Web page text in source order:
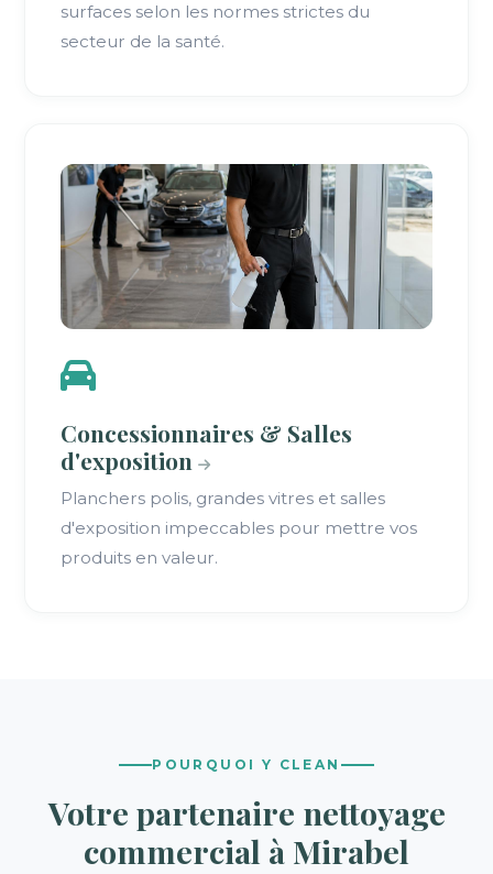
surfaces selon les normes strictes du
secteur de la santé.
Concessionnaires & Salles
d'exposition
Planchers polis, grandes vitres et salles
d'exposition impeccables pour mettre vos
produits en valeur.
POURQUOI Y CLEAN
Votre partenaire nettoyage
commercial à Mirabel